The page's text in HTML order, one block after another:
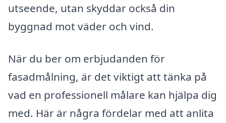
utseende, utan skyddar också din
byggnad mot väder och vind.
När du ber om erbjudanden för
fasadmålning, är det viktigt att tänka på
vad en professionell målare kan hjälpa dig
med. Här är några fördelar med att anlita